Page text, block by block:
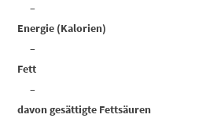
–
Energie (Kalorien)
–
Fett
–
davon gesättigte Fettsäuren